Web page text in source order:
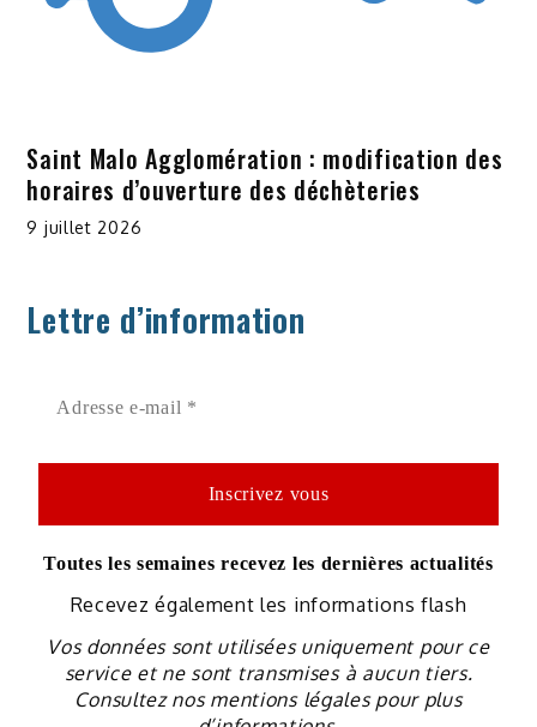
Saint Malo Agglomération : modification des
horaires d’ouverture des déchèteries
9 juillet 2026
Lettre d’information
Toutes les semaines recevez les dernières actualités
Recevez également les informations flash
Vos données sont utilisées uniquement pour ce
service et ne sont transmises à aucun tiers.
Consultez nos mentions légales pour plus